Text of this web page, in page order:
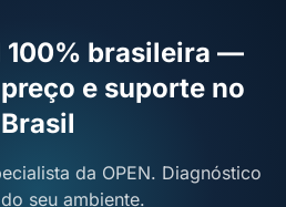
100% brasileira —
e suporte no
Brasil
da OPEN. Diagnóstico
seu ambiente.